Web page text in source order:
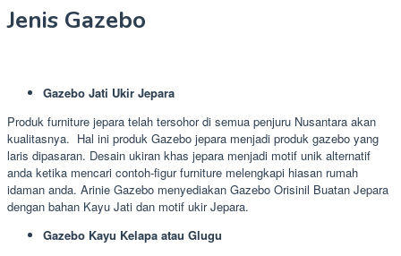
Jenis Gazebo
Gazebo Jati Ukir Jepara
Produk furniture jepara telah tersohor di semua penjuru Nusantara akan
kualitasnya. Hal ini produk Gazebo jepara menjadi produk gazebo yang
laris dipasaran. Desain ukiran khas jepara menjadi motif unik alternatif
anda ketika mencari contoh-figur furniture melengkapi hiasan rumah
idaman anda. Arinie Gazebo menyediakan Gazebo Orisinil Buatan Jepara
dengan bahan Kayu Jati dan motif ukir Jepara.
Gazebo Kayu Kelapa atau Glugu